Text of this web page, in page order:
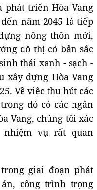
phát triển Hòa Vang
năm 2045 là tiếp
nông thôn mới,
đô thị có bản sắc
thái xanh - sạch -
xây dựng Hòa Vang
Về việc thu hút các
đó có các ngân
Vang, chúng tôi xác
vụ rất quan
giai đoạn phát
công trình trọng